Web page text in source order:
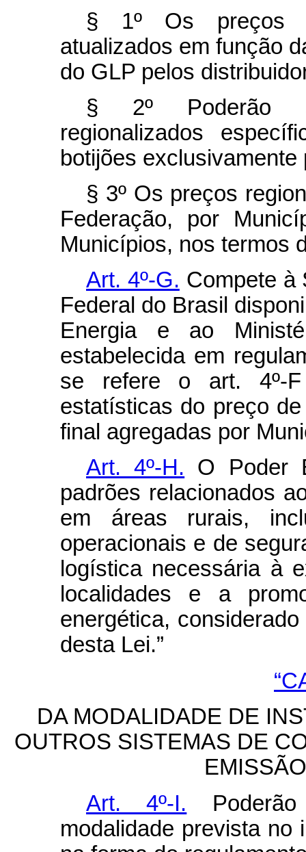
§ 1º Os preços
atualizados em função
do GLP pelos
§ 2º Poderão
regionalizados
botijões
§ 3º Os preços
Federação, por
Municípios, nos termos
Art. 4º-G. Compete à
Federal do Brasil
Energia e ao
estabelecida em
se refere o art. 4º-
estatísticas do preço
final agregadas por
Art. 4º-H. O Poder
padrões relacionados
em áreas rurais,
operacionais e de
logística necessária à
localidades e a
energética,
desta Lei.”
DA MODALIDADE DE
OUTROS SISTEMAS DE
Art. 4º-I.
modalidade prevista no